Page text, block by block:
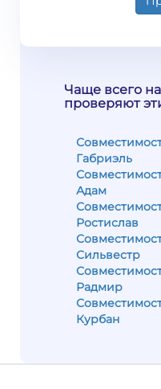
Чаще всего
проверяют
Габриэль
Адам
Ростислав
Сильвестр
Радмир
Курбан